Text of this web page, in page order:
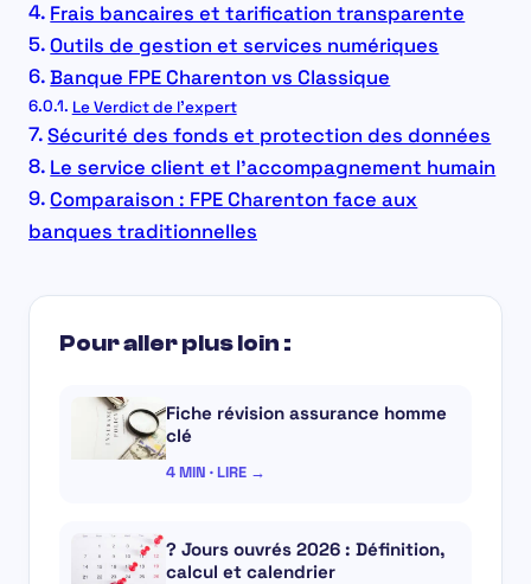
Frais bancaires et tarification transparente
Outils de gestion et services numériques
Banque FPE Charenton vs Classique
Le Verdict de l’expert
Sécurité des fonds et protection des données
Le service client et l’accompagnement humain
Comparaison : FPE Charenton face aux
banques traditionnelles
Pour aller plus loin :
Fiche révision assurance homme
clé
4 MIN · LIRE →
? Jours ouvrés 2026 : Définition,
calcul et calendrier